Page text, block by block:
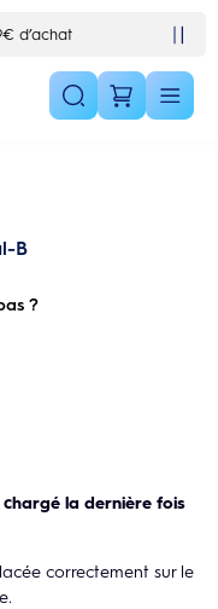
d’achat
B
?
chargé la dernière fois
correctement sur le